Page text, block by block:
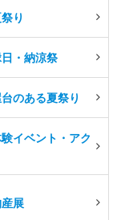
り
・納涼祭
のある夏祭り
イベント・アク
展